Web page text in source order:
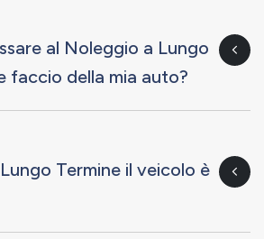
al Noleggio a Lungo
faccio della mia auto?
Termine il veicolo è